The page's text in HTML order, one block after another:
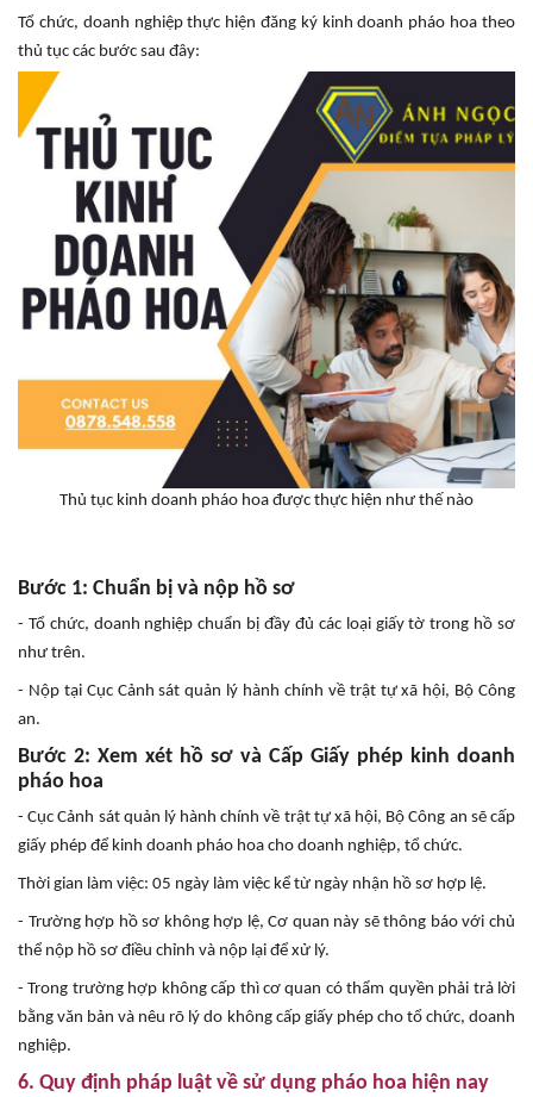
Tổ chức, doanh nghiệp thực hiện đăng ký kinh doanh pháo hoa theo
thủ tục các bước sau đây:
Thủ tục kinh doanh pháo hoa được thực hiện như thế nào
Bước 1: Chuẩn bị và nộp hồ sơ
- Tổ chức, doanh nghiệp chuẩn bị đầy đủ các loại giấy tờ trong hồ sơ
như trên.
- Nộp tại Cục Cảnh sát quản lý hành chính về trật tự xã hội, Bộ Công
an.
Bước 2: Xem xét hồ sơ và Cấp Giấy phép kinh doanh
pháo hoa
- Cục Cảnh sát quản lý hành chính về trật tự xã hội, Bộ Công an sẽ cấp
giấy phép để kinh doanh pháo hoa cho doanh nghiệp, tổ chức.
Thời gian làm việc: 05 ngày làm việc kể từ ngày nhận hồ sơ hợp lệ.
- Trường hợp hồ sơ không hợp lệ, Cơ quan này sẽ thông báo với chủ
thể nộp hồ sơ điều chỉnh và nộp lại để xử lý.
- Trong trường hợp không cấp thì cơ quan có thẩm quyền phải trả lời
bằng văn bản và nêu rõ lý do không cấp giấy phép cho tổ chức, doanh
nghiệp.
6. Quy định pháp luật về sử dụng pháo hoa hiện nay